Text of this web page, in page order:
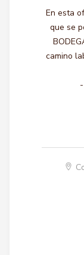
En esta
que se
camino